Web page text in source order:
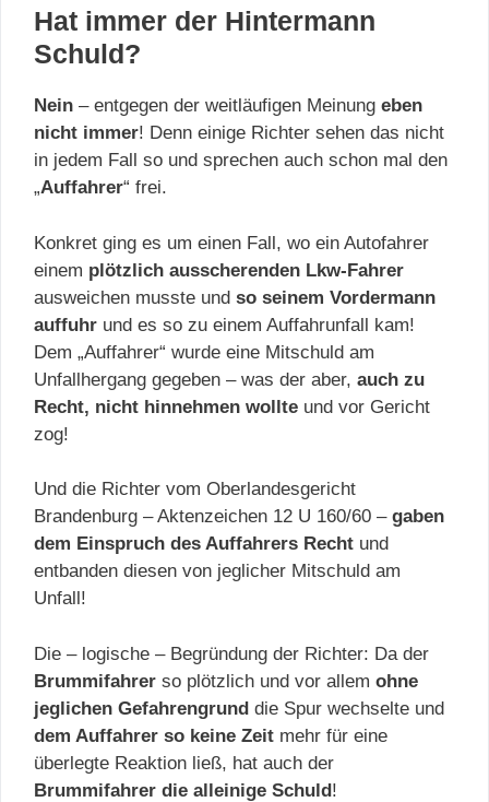
Hat immer der Hintermann
Schuld?
Nein – entgegen der weitläufigen Meinung eben
nicht immer! Denn einige Richter sehen das nicht
in jedem Fall so und sprechen auch schon mal den
„Auffahrer“ frei.
Konkret ging es um einen Fall, wo ein Autofahrer
einem plötzlich ausscherenden Lkw-Fahrer
ausweichen musste und so seinem Vordermann
auffuhr und es so zu einem Auffahrunfall kam!
Dem „Auffahrer“ wurde eine Mitschuld am
Unfallhergang gegeben – was der aber, auch zu
Recht, nicht hinnehmen wollte und vor Gericht
zog!
Und die Richter vom Oberlandesgericht
Brandenburg – Aktenzeichen 12 U 160/60 – gaben
dem Einspruch des Auffahrers Recht und
entbanden diesen von jeglicher Mitschuld am
Unfall!
Die – logische – Begründung der Richter: Da der
Brummifahrer so plötzlich und vor allem ohne
jeglichen Gefahrengrund die Spur wechselte und
dem Auffahrer so keine Zeit mehr für eine
überlegte Reaktion ließ, hat auch der
Brummifahrer die alleinige Schuld!